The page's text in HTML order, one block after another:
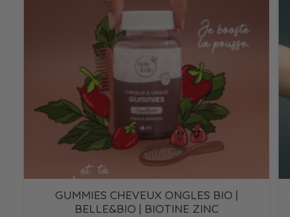
GUMMIES CHEVEUX ONGLES BIO |
BELLE&BIO | BIOTINE ZINC